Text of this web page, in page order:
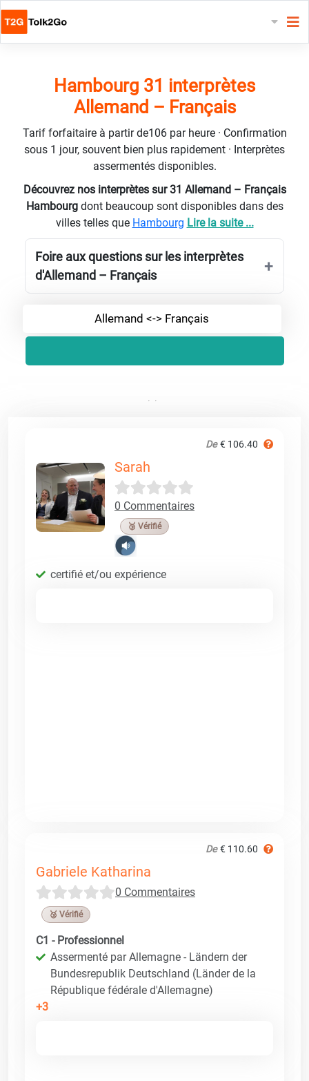
Hambourg 31 interprètes
Allemand – Français
Tarif forfaitaire à partir de106 par heure · Confirmation
sous 1 jour, souvent bien plus rapidement · Interprètes
assermentés disponibles.
Découvrez nos interprètes sur 31 Allemand – Français
Hambourg dont beaucoup sont disponibles dans des
villes telles que Hambourg Lire la suite ...
Foire aux questions sur les interprètes
d'Allemand – Français
Allemand <-> Français
De € 106.40
Sarah
0 Commentaires
🥉 Vérifié
certifié et/ou expérience
De € 110.60
Gabriele Katharina
0 Commentaires
🥉 Vérifié
C1 - Professionnel
Assermenté par Allemagne - Ländern der
Bundesrepublik Deutschland (Länder de la
République fédérale d'Allemagne)
+3